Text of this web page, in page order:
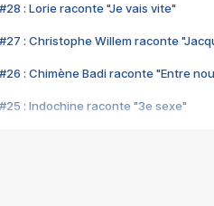
#28 : Lorie raconte "Je vais vite"
#27 : Christophe Willem raconte
#26 : Chimène Badi raconte "Entre
#25 : Indochine raconte "3e sexe"